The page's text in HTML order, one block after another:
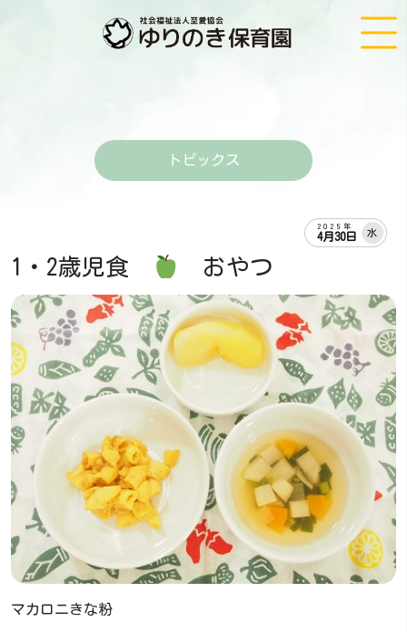
トピックス
2025年
4月30日 水
1・2歳児食 おやつ
マカロニきな粉